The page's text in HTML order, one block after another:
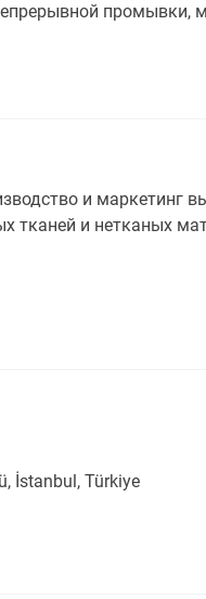
промывки,
и маркетинг
тканей и нетканых
İstanbul, Türkiye